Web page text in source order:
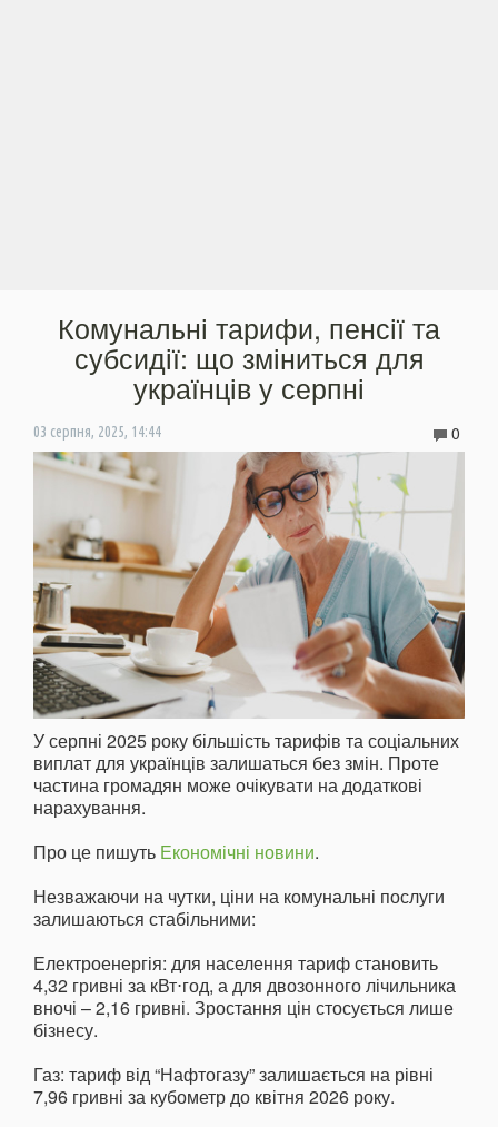
Комунальні тарифи, пенсії та
субсидії: що зміниться для
українців у серпні
03 серпня, 2025, 14:44 0
У серпні 2025 року більшість тарифів та соціальних
виплат для українців залишаться без змін. Проте
частина громадян може очікувати на додаткові
нарахування.
Про це пишуть Економічні новини.
Незважаючи на чутки, ціни на комунальні послуги
залишаються стабільними:
Електроенергія: для населення тариф становить
4,32 гривні за кВт⋅год, а для двозонного лічильника
вночі – 2,16 гривні. Зростання цін стосується лише
бізнесу.
Газ: тариф від “Нафтогазу” залишається на рівні
7,96 гривні за кубометр до квітня 2026 року.